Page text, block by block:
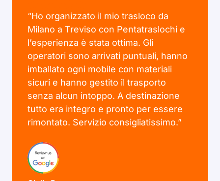
“Ho organizzato il mio trasloco da
Milano a Treviso con Pentatraslochi e
l’esperienza è stata ottima. Gli
operatori sono arrivati puntuali, hanno
imballato ogni mobile con materiali
sicuri e hanno gestito il trasporto
senza alcun intoppo. A destinazione
tutto era integro e pronto per essere
rimontato. Servizio consigliatissimo.”